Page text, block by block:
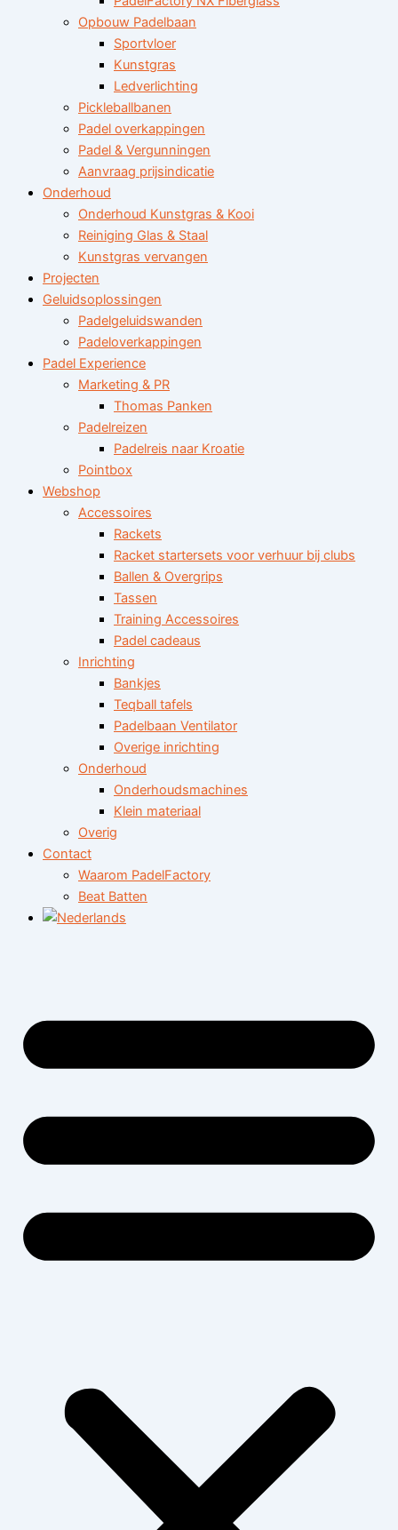
Opbouw Padelbaan
Sportvloer
Kunstgras
Ledverlichting
Pickleballbanen
Padel overkappingen
Padel & Vergunningen
Aanvraag prijsindicatie
Onderhoud
Onderhoud Kunstgras & Kooi
Reiniging Glas & Staal
Kunstgras vervangen
Projecten
Geluidsoplossingen
Padelgeluidswanden
Padeloverkappingen
Padel Experience
Marketing & PR
Thomas Panken
Padelreizen
Padelreis naar Kroatie
Pointbox
Webshop
Accessoires
Rackets
Racket startersets voor verhuur bij clubs
Ballen & Overgrips
Tassen
Training Accessoires
Padel cadeaus
Inrichting
Bankjes
Teqball tafels
Padelbaan Ventilator
Overige inrichting
Onderhoud
Onderhoudsmachines
Klein materiaal
Overig
Contact
Waarom PadelFactory
Beat Batten